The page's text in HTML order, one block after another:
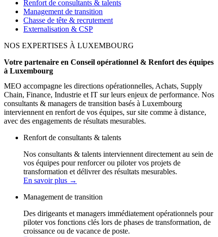
Renfort de consultants & talents
Management de transition
Chasse de tête & recrutement
Externalisation & CSP
NOS EXPERTISES À LUXEMBOURG
Votre partenaire en Conseil opérationnel & Renfort des équipes
à Luxembourg
MEO accompagne les directions opérationnelles, Achats, Supply
Chain, Finance, Industrie et IT sur leurs enjeux de performance. Nos
consultants & managers de transition basés à Luxembourg
interviennent en renfort de vos équipes, sur site comme à distance,
avec des engagements de résultats mesurables.
Renfort de consultants & talents
Nos consultants & talents interviennent directement au sein de
vos équipes pour renforcer ou piloter vos projets de
transformation et délivrer des résultats mesurables.
En savoir plus →
Management de transition
Des dirigeants et managers immédiatement opérationnels pour
piloter vos fonctions clés lors de phases de transformation, de
croissance ou de vacance de poste.